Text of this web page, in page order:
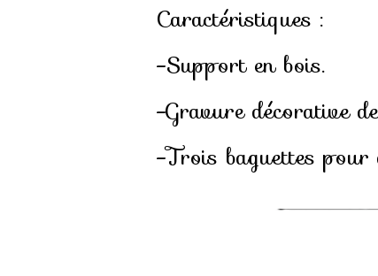
Caractéristiques :
-Support en bois.
-Gravure décorative
-Trois baguettes pour